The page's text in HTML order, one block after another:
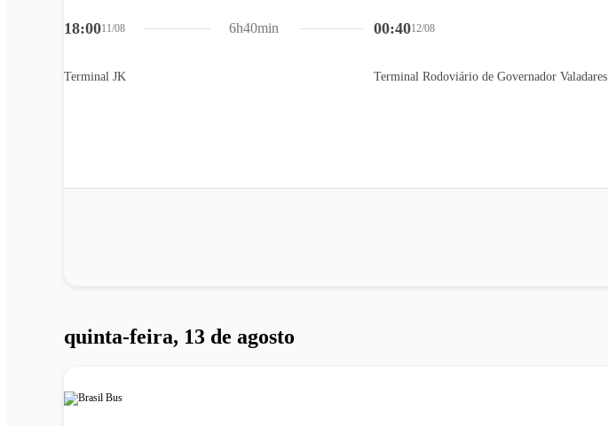
18:0011/08
Terminal JK
00:4012/08
Terminal Rodoviário de Governador Valadares
6h40min
quinta-feira, 13 de agosto